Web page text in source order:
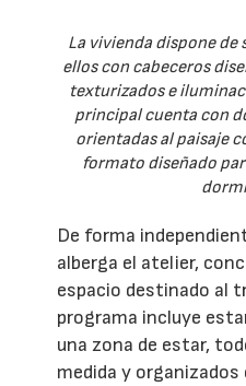
La vivienda dispone
ellos con cabeceros
texturizados e
principal cuenta con
orientadas al paisaje
formato diseñado
De forma
alberga el atelier,
espacio destinado al
programa incluye
una zona de estar,
medida y